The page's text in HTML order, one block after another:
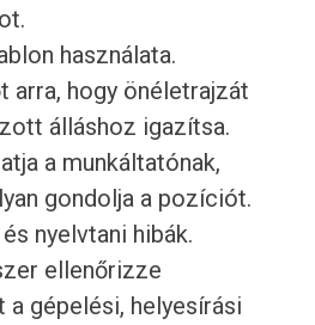
használata.
arra, hogy önéletrajzát
álláshoz igazítsa.
a munkáltatónak,
gondolja a pozíciót.
nyelvtani hibák.
ellenőrizze
a gépelési, helyesírási